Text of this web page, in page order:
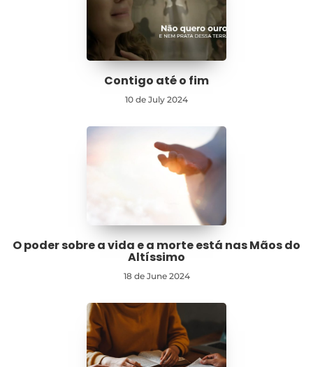
Contigo até o fim
10 de July 2024
O poder sobre a vida e a morte está nas Mãos do
Altíssimo
18 de June 2024